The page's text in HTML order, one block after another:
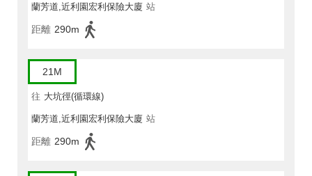
蘭芳道,近利園宏利保險大廈 站
距離 290m
21M
往 大坑徑(循環線)
蘭芳道,近利園宏利保險大廈 站
距離 290m